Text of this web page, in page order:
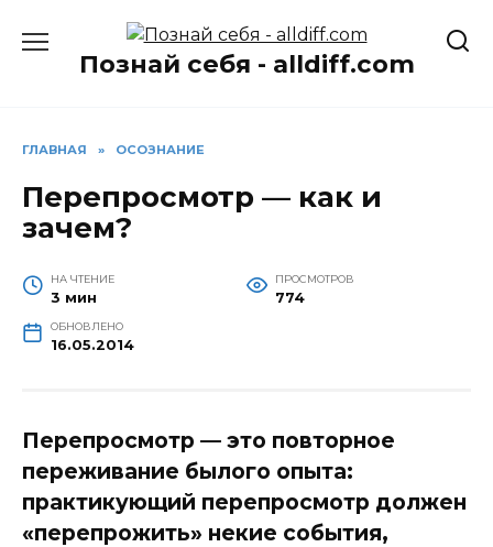
содержаниюПознай себя - alldiff.com
ГЛАВНАЯ » ОСОЗНАНИЕ
Перепросмотр — как и
зачем?
НА ЧТЕНИЕ
3 мин
ПРОСМОТРОВ
774
ОБНОВЛЕНО
16.05.2014
Перепросмотр — это повторное
переживание былого опыта:
практикующий перепросмотр должен
«перепрожить» некие события,